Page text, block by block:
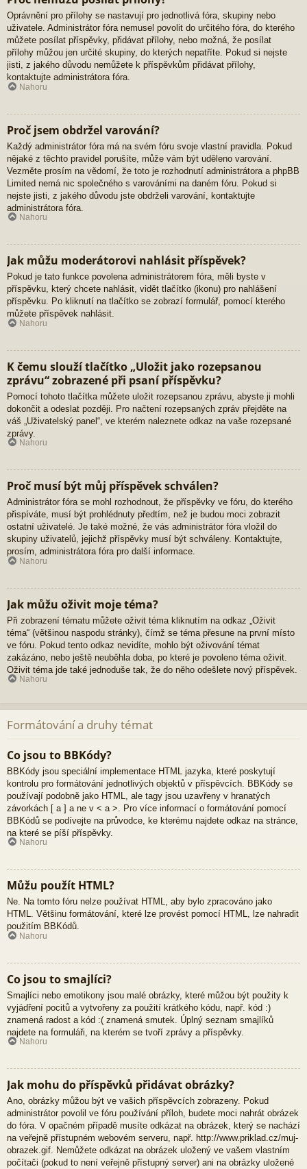
Oprávnění pro přílohy se nastavují pro jednotlivá fóra, skupiny nebo
uživatele. Administrátor fóra nemusel povolit do určitého fóra, do kterého
můžete posílat příspěvky, přidávat přílohy, nebo možná, že posílat
přílohy můžou jen určité skupiny, do kterých nepatříte. Pokud si nejste
jisti, z jakého důvodu nemůžete k příspěvkům přidávat přílohy,
kontaktujte administrátora fóra.
Nahoru
Proč jsem obdržel varování?
Každý administrátor fóra má na svém fóru svoje vlastní pravidla. Pokud
nějaké z těchto pravidel porušíte, může vám být uděleno varování.
Vezměte prosím na vědomí, že toto je rozhodnutí administrátora a phpBB
Limited nemá nic společného s varováními na daném fóru. Pokud si
nejste jisti, z jakého důvodu jste obdrželi varování, kontaktujte
administrátora fóra.
Nahoru
Jak můžu moderátorovi nahlásit příspěvek?
Pokud je tato funkce povolena administrátorem fóra, měli byste v
příspěvku, který chcete nahlásit, vidět tlačítko (ikonu) pro nahlášení
příspěvku. Po kliknutí na tlačítko se zobrazí formulář, pomocí kterého
můžete příspěvek nahlásit.
Nahoru
K čemu slouží tlačítko „Uložit jako rozepsanou
zprávu“ zobrazené při psaní příspěvku?
Pomocí tohoto tlačítka můžete uložit rozepsanou zprávu, abyste ji mohli
dokončit a odeslat později. Pro načtení rozepsaných zpráv přejděte na
váš „Uživatelský panel“, ve kterém naleznete odkaz na vaše rozepsané
zprávy.
Nahoru
Proč musí být můj příspěvek schválen?
Administrátor fóra se mohl rozhodnout, že příspěvky ve fóru, do kterého
přispíváte, musí být prohlédnuty předtím, než je budou moci zobrazit
ostatní uživatelé. Je také možné, že vás administrátor fóra vložil do
skupiny uživatelů, jejichž příspěvky musí být schváleny. Kontaktujte,
prosím, administrátora fóra pro další informace.
Nahoru
Jak můžu oživit moje téma?
Při zobrazení tématu můžete oživit téma kliknutím na odkaz „Oživit
téma“ (většinou naspodu stránky), čímž se téma přesune na první místo
ve fóru. Pokud tento odkaz nevidíte, mohlo být oživování témat
zakázáno, nebo ještě neuběhla doba, po které je povoleno téma oživit.
Oživit téma jde také jednoduše tak, že do něho odešlete nový příspěvek.
Nahoru
Formátování a druhy témat
Co jsou to BBKódy?
BBKódy jsou speciální implementace HTML jazyka, které poskytují
kontrolu pro formátování jednotlivých objektů v příspěvcích. BBKódy se
používají podobně jako HTML, ale tagy jsou uzavřeny v hranatých
závorkách [ a ] a ne v < a >. Pro více informací o formátování pomocí
BBKódů se podívejte na průvodce, ke kterému najdete odkaz na stránce,
na které se píší příspěvky.
Nahoru
Můžu použít HTML?
Ne. Na tomto fóru nelze používat HTML, aby bylo zpracováno jako
HTML. Většinu formátování, které lze provést pomocí HTML, lze nahradit
použitím BBKódů.
Nahoru
Co jsou to smajlíci?
Smajlíci nebo emotikony jsou malé obrázky, které můžou být použity k
vyjádření pocitů a vytvořeny za použití krátkého kódu, např. kód :)
znamená radost a kód :( znamená smutek. Úplný seznam smajlíků
najdete na formuláři, na kterém se tvoří zprávy a příspěvky.
Nahoru
Jak mohu do příspěvků přidávat obrázky?
Ano, obrázky můžou být ve vašich příspěvcích zobrazeny. Pokud
administrátor povolil ve fóru používání příloh, budete moci nahrát obrázek
do fóra. V opačném případě musíte odkázat na obrázek, který se nachází
na veřejně přístupném webovém serveru, např. http://www.priklad.cz/muj-
obrazek.gif. Nemůžete odkázat na obrázek uložený ve vašem vlastním
počítači (pokud to není veřejně přístupný server) ani na obrázky uložené